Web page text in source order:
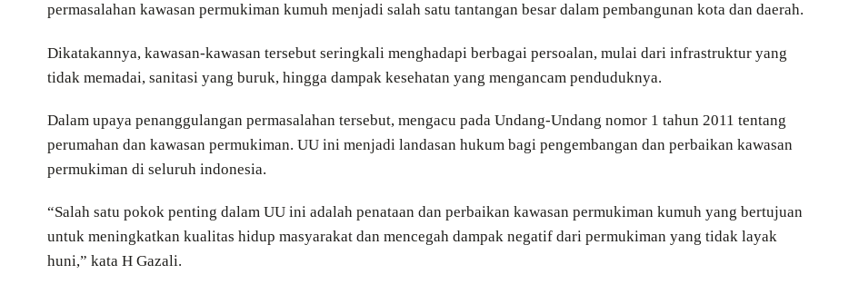
permasalahan kawasan permukiman kumuh menjadi salah satu tantangan besar dalam pembangunan kota dan daerah.
Dikatakannya, kawasan-kawasan tersebut seringkali menghadapi berbagai persoalan, mulai dari infrastruktur yang
tidak memadai, sanitasi yang buruk, hingga dampak kesehatan yang mengancam penduduknya.
Dalam upaya penanggulangan permasalahan tersebut, mengacu pada Undang-Undang nomor 1 tahun 2011 tentang
perumahan dan kawasan permukiman. UU ini menjadi landasan hukum bagi pengembangan dan perbaikan kawasan
permukiman di seluruh indonesia.
“Salah satu pokok penting dalam UU ini adalah penataan dan perbaikan kawasan permukiman kumuh yang bertujuan
untuk meningkatkan kualitas hidup masyarakat dan mencegah dampak negatif dari permukiman yang tidak layak
huni,” kata H Gazali.